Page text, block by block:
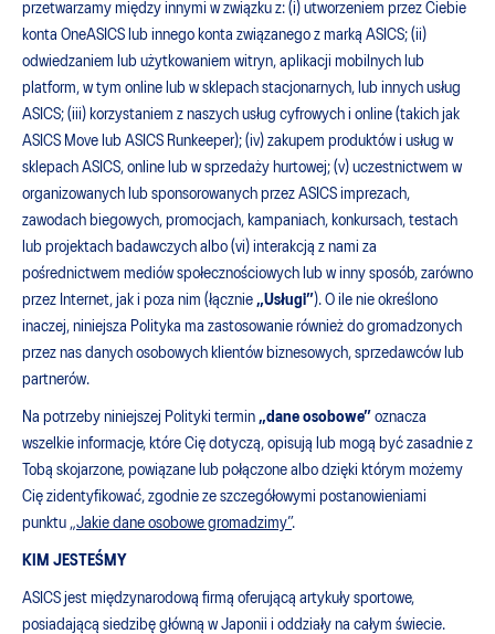
przetwarzamy między innymi w związku z: (i) utworzeniem przez Ciebie
konta OneASICS lub innego konta związanego z marką ASICS; (ii)
odwiedzaniem lub użytkowaniem witryn, aplikacji mobilnych lub
platform, w tym online lub w sklepach stacjonarnych, lub innych usług
ASICS; (iii) korzystaniem z naszych usług cyfrowych i online (takich jak
ASICS Move lub ASICS Runkeeper); (iv) zakupem produktów i usług w
sklepach ASICS, online lub w sprzedaży hurtowej; (v) uczestnictwem w
organizowanych lub sponsorowanych przez ASICS imprezach,
zawodach biegowych, promocjach, kampaniach, konkursach, testach
lub projektach badawczych albo (vi) interakcją z nami za
pośrednictwem mediów społecznościowych lub w inny sposób, zarówno
przez Internet, jak i poza nim (łącznie „Usługi”). O ile nie określono
inaczej, niniejsza Polityka ma zastosowanie również do gromadzonych
przez nas danych osobowych klientów biznesowych, sprzedawców lub
partnerów.
Na potrzeby niniejszej Polityki termin „dane osobowe” oznacza
wszelkie informacje, które Cię dotyczą, opisują lub mogą być zasadnie z
Tobą skojarzone, powiązane lub połączone albo dzięki którym możemy
Cię zidentyfikować, zgodnie ze szczegółowymi postanowieniami
punktu „Jakie dane osobowe gromadzimy”.
KIM JESTEŚMY
ASICS jest międzynarodową firmą oferującą artykuły sportowe,
posiadającą siedzibę główną w Japonii i oddziały na całym świecie.